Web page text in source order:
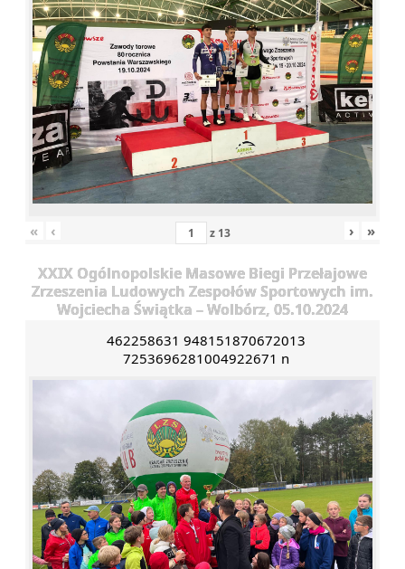
« ‹ z 13 › »
XXIX Ogólnopolskie Masowe Biegi Przełajowe
Zrzeszenia Ludowych Zespołów Sportowych im.
Wojciecha Świątka – Wolbórz, 05.10.2024
462258631 948151870672013
7253696281004922671 n